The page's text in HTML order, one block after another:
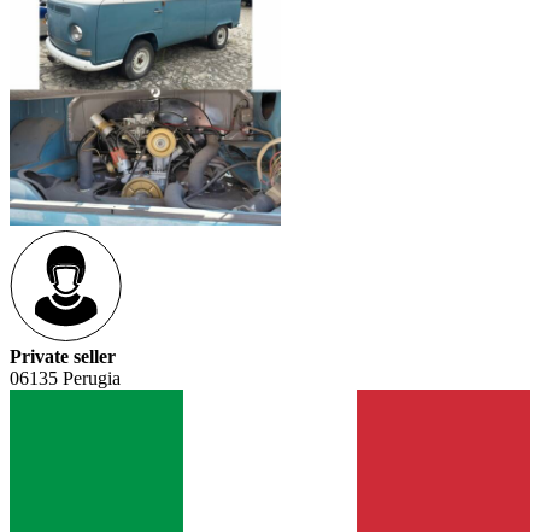
Private seller
06135 Perugia